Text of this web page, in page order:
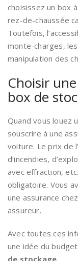
choisissez un box
rez-de-chaussée
Toutefois,
monte-charges,
manipulation des
Choisir
box de
Quand vous louez
souscrire à une
voiture. Le prix de
d’incendies,
avec effraction,
obligatoire. Vous
une assurance
assureur.
Avec toutes ces
une idée du
de stockage.